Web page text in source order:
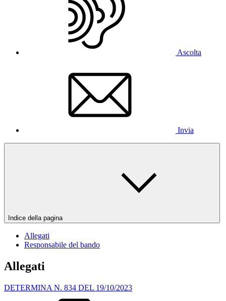
Ascolta
Invia
Indice della pagina
Allegati
Responsabile del bando
Allegati
DETERMINA N. 834 DEL 19/10/2023